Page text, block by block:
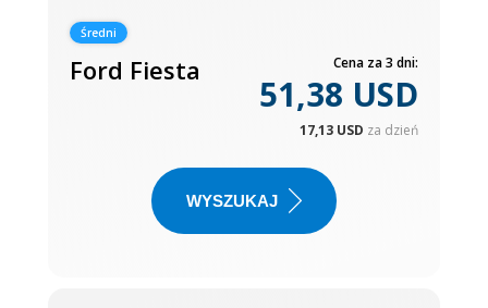
Średni
Ford Fiesta Cena za 3 dni:
51,38 USD
17,13 USD za dzień
WYSZUKAJ